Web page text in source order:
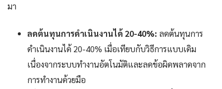
มา
ลดต้นทุนการดำเนินงานได้ 20-40%: ลดต้นทุนการ
ดำเนินงานได้ 20-40% เมื่อเทียบกับวิธีการแบบเดิม
เนื่องจากระบบทำงานอัตโนมัติและลดข้อผิดพลาดจาก
การทำงานด้วยมือ